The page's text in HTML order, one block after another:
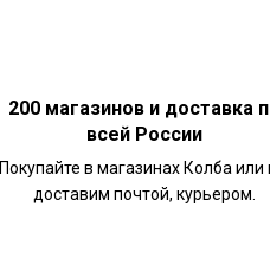
200 магазинов и доставка
всей России
Покупайте в магазинах Колба
доставим почтой, курьером.